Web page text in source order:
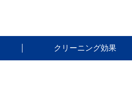
クリーニング効果